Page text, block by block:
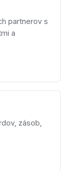
partnerov s
a
zásob,